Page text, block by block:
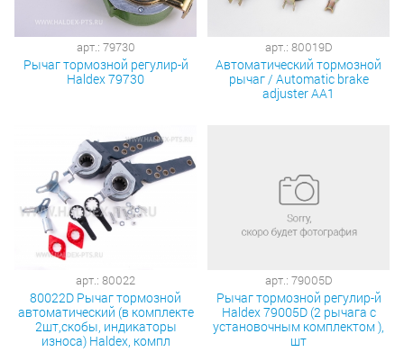
арт.: 79730
Рычаг тормозной регулир-й
Haldex 79730
арт.: 80019D
Автоматический тормозной
рычаг / Automatic brake
adjuster AA1
арт.: 80022
80022D Рычаг тормозной
автоматический (в комплекте
2шт,скобы, индикаторы
износа) Haldex, компл
арт.: 79005D
Рычаг тормозной регулир-й
Haldex 79005D (2 рычага с
установочным комплектом ),
шт